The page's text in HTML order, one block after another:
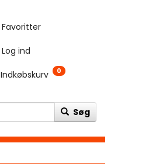
Favoritter
Log ind
Indkøbskurv 0
Søg